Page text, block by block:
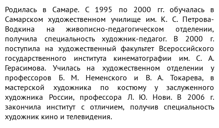
Родилась в Самаре. С 1995 по 2000 гг. обучалась в
Самарском художественном училище им. К. С. Петрова-
Водкина на живописно-педагогическом отделении,
получила специальность художник-педагог. В 2000 г.
поступила на художественный факультет Всероссийского
государственного института кинематографии им. С. А.
Герасимова. Училась на художественном отделении у
профессоров Б. М. Неменского и В. А. Токарева, в
мастерской художника по костюму у заслуженного
художника России, профессора Л. Ю. Нови. В 2006 г.
закончила институт с отличием, получив специальность
художник кино и телевидения.